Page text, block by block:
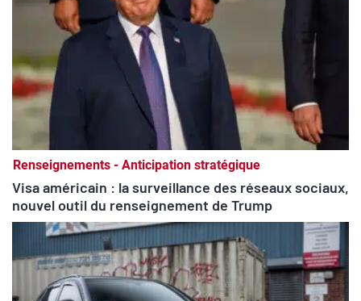
Renseignements - Anticipation stratégique
Visa américain : la surveillance des réseaux sociaux,
nouvel outil du renseignement de Trump